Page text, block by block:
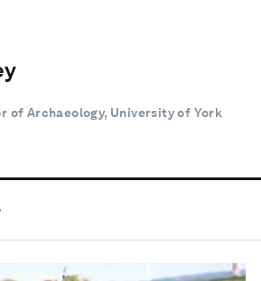
of Archaeology, University of York